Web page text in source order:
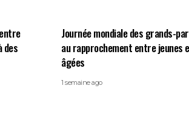
des
Journée mondiale des grands-
au rapprochement entre jeunes
âgées
1 semaine ago